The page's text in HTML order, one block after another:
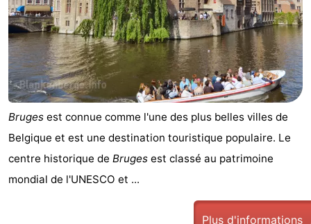
Bruges est connue comme l'une des plus belles villes de
Belgique et est une destination touristique populaire. Le
centre historique de Bruges est classé au patrimoine
mondial de l'UNESCO et ...
Plus d'informations